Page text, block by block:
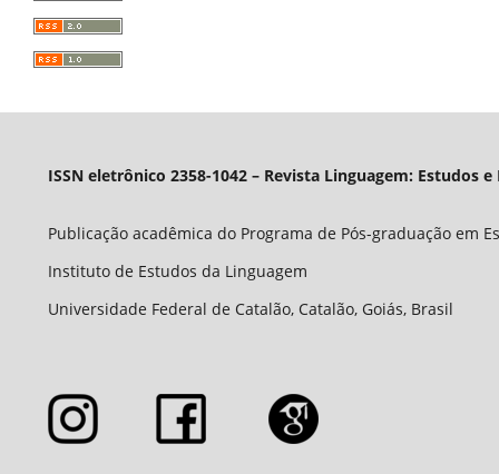
ISSN eletrônico 2358-1042 – Revista Linguagem: Estudos e
Publicação acadêmica do Programa de Pós-graduação em
Instituto de Estudos da Linguagem
Universidade Federal de Catalão, Catalão, Goiás, Brasil